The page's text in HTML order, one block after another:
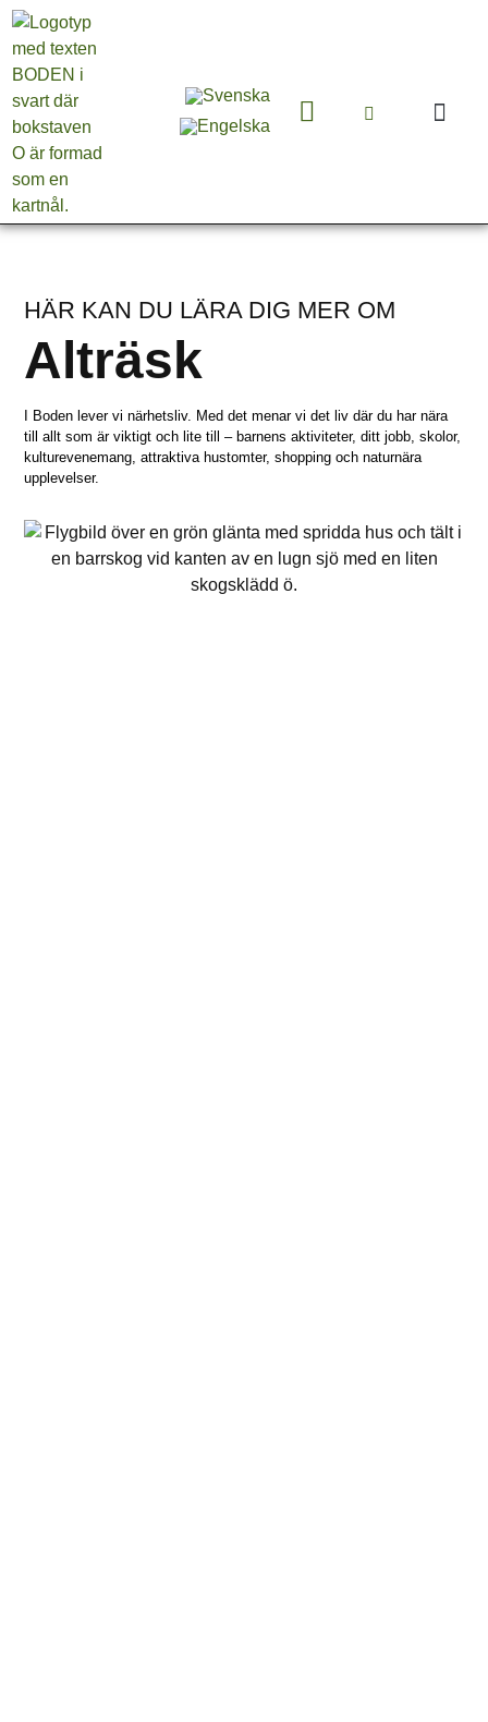
HÄR KAN DU LÄRA DIG MER OM
Alträsk
I Boden lever vi närhetsliv. Med det menar vi det liv där du har nära
till allt som är viktigt och lite till – barnens aktiviteter, ditt jobb, skolor,
kulturevenemang, attraktiva hustomter, shopping och naturnära
upplevelser.